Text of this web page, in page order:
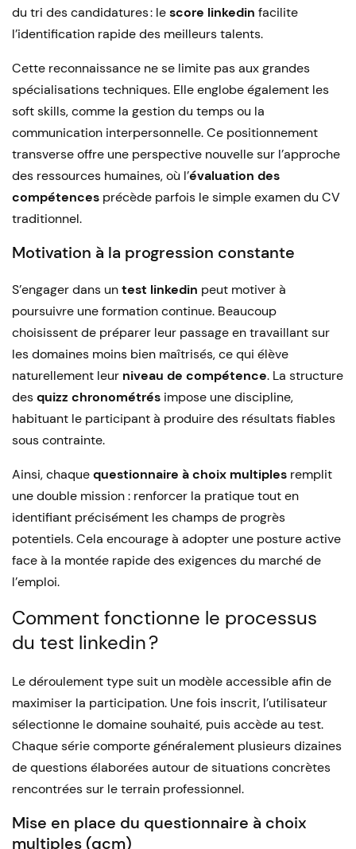
du tri des candidatures : lescore linkedin facilite
l’identification rapide des meilleurs talents.
Cette reconnaissance ne se limite pas aux grandes
spécialisations techniques. Elle englobe également les
soft skills, comme la gestion du temps ou la
communication interpersonnelle. Ce positionnement
transverse offre une perspective nouvelle sur l’approche
des ressources humaines, où l’évaluation des
compétences précède parfois le simple examen du CV
traditionnel.
Motivation à la progression constante
S’engager dans untest linkedin peut motiver à
poursuivre une formation continue. Beaucoup
choisissent de préparer leur passage en travaillant sur
les domaines moins bien maîtrisés, ce qui élève
naturellement leur niveau de compétence. La structure
desquizz chronométrés impose une discipline,
habituant le participant à produire des résultats fiables
sous contrainte.
Ainsi, chaquequestionnaire à choix multiples remplit
une double mission : renforcer la pratique tout en
identifiant précisément les champs de progrès
potentiels. Cela encourage à adopter une posture active
face à la montée rapide des exigences du marché de
l’emploi.
Comment fonctionne le processus
du test linkedin ?
Le déroulement type suit un modèle accessible afin de
maximiser la participation. Une fois inscrit, l’utilisateur
sélectionne le domaine souhaité, puis accède au test.
Chaque série comporte généralement plusieurs dizaines
de questions élaborées autour de situations concrètes
rencontrées sur le terrain professionnel.
Mise en place du questionnaire à choix
multiples (qcm)